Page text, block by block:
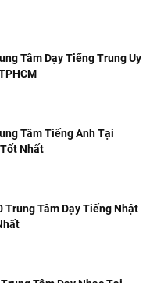
Tâm Dạy Tiếng Trung Uy
Tâm Tiếng Anh Tại
Nhất
Trung Tâm Dạy Tiếng Nhật